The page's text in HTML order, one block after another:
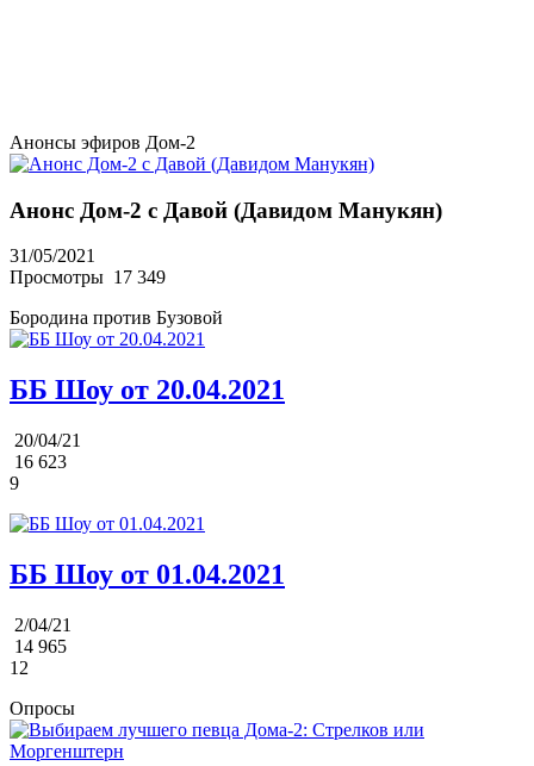
Анонсы эфиров Дом-2
Анонс Дом-2 с Давой (Давидом Манукян)
31/05/2021
Просмотры 17 349
Бородина против Бузовой
ББ Шоу от 20.04.2021
20/04/21
16 623
9
ББ Шоу от 01.04.2021
2/04/21
14 965
12
Опросы